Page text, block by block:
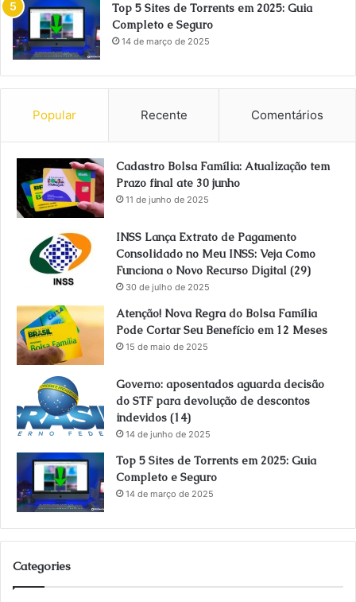
Top 5 Sites de Torrents em 2025: Guia
Completo e Seguro
14 de março de 2025
Popular Recente Comentários
Cadastro Bolsa Família: Atualização tem
Prazo final ate 30 junho
11 de junho de 2025
INSS Lança Extrato de Pagamento
Consolidado no Meu INSS: Veja Como
Funciona o Novo Recurso Digital (29)
30 de julho de 2025
Atenção! Nova Regra do Bolsa Família
Pode Cortar Seu Benefício em 12 Meses
15 de maio de 2025
Governo: aposentados aguarda decisão
do STF para devolução de descontos
indevidos (14)
14 de junho de 2025
Top 5 Sites de Torrents em 2025: Guia
Completo e Seguro
14 de março de 2025
Categories